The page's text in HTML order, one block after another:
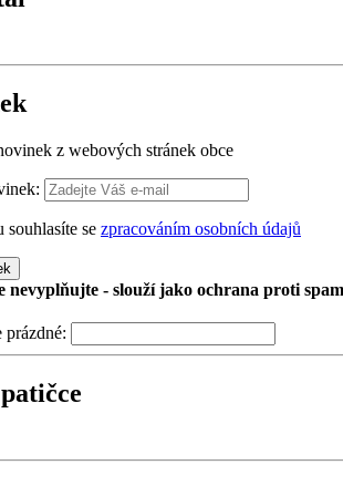
z webových stránek obce
souhlasíte se zpracováním osobních údajů
nevyplňujte - slouží jako ochrana proti
prázdné: